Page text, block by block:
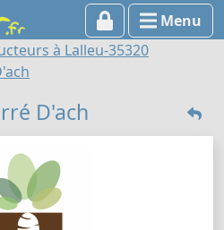
Menu
à Lalleu-35320
D'ach